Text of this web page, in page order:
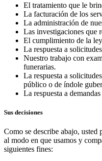
El tratamiento que le
La facturación de los
La administración de
Las investigaciones que
El cumplimiento de la
La respuesta a
Nuestro trabajo con
funerarias.
La respuesta a
público o de índole
La respuesta a
Sus decisiones
Como se describe abajo, usted
al modo en que usamos y
siguientes fines: